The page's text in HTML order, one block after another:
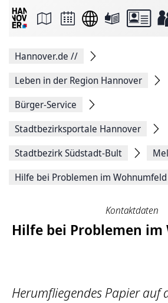
Seite
Facebook
teilen
Seitenlink
Seite
Hannover.de //
Leben in der Region Hannover
Bürger-Service
Stadtbezirksportale Hannover
Stadtbezirk Südstadt-Bult
Hilfe bei Problemen im Wohnumfeld
Kontaktdaten
Hilfe bei Problemen
Herumfliegendes Papier auf